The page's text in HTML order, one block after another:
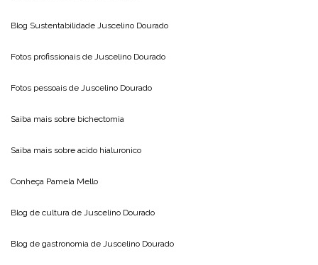
Blog Sustentabilidade Juscelino Dourado
Fotos profissionais de Juscelino Dourado
Fotos pessoais de Juscelino Dourado
Saiba mais sobre bichectomia
Saiba mais sobre acido hialuronico
Conheça Pamela Mello
Blog de cultura de Juscelino Dourado
Blog de gastronomia de Juscelino Dourado